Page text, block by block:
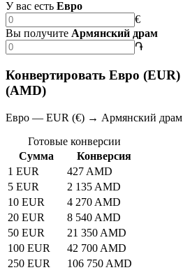
У вас есть Евро
€
Вы получите Армянский драм
֏
Конвертировать Евро
(AMD)
Евро — EUR (€) → Армянский
Готовые конверсии
Сумма
Конверсия
1 EUR
427 AMD
5 EUR
2 135 AMD
10 EUR
4 270 AMD
20 EUR
8 540 AMD
50 EUR
21 350 AMD
100 EUR
42 700 AMD
250 EUR
106 750 AMD